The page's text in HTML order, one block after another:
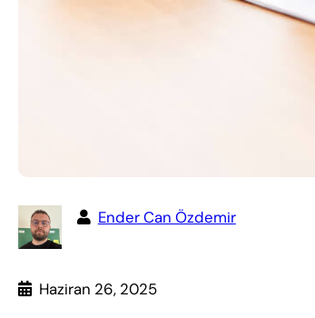
Ender Can Özdemir
Haziran 26, 2025